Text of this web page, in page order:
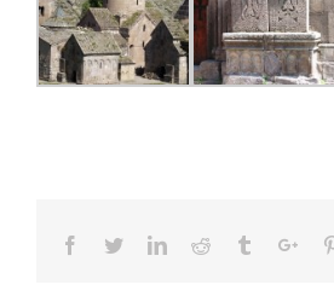
Facebook
TwitterLinkedinReddit Tumblr